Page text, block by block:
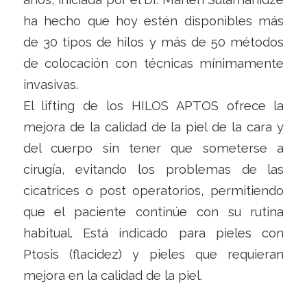
ha hecho que hoy estén disponibles más
de 30 tipos de hilos y más de 50 métodos
de colocación con técnicas mínimamente
invasivas.
El lifting de los HILOS APTOS ofrece la
mejora de la calidad de la piel de la cara y
del cuerpo sin tener que someterse a
cirugía, evitando los problemas de las
cicatrices o post operatorios, permitiendo
que el paciente continúe con su rutina
habitual. Está indicado para pieles con
Ptosis (flacidez) y pieles que requieran
mejora en la calidad de la piel.